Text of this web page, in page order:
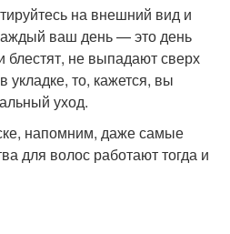
на внешний вид и
ваш день — это день
блестят, не выпадают сверх
то, кажется, вы
уход.
напомним, даже самые
для волос работают тогда и